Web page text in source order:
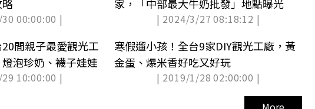
00:00:00 |
家，「中部最大牛奶批發」地點曝光
| 2024/3/27 08:18:12 |
間親子最愛觀光工
泡珍奶、襪子娃娃
10:00:00 |
寒假遛小孩！全台9家DIY觀光工廠，黃
金蛋、爆米香好吃又好玩
| 2019/1/28 02:00:00 |